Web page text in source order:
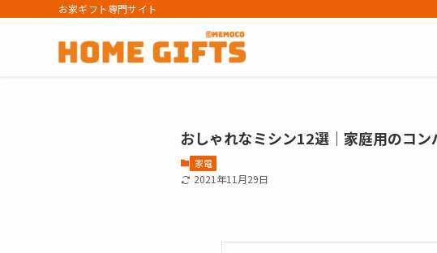
お家ギフト専門サイト
おしゃれなミシン12選｜家庭用のコ
家電
2021年11月29日